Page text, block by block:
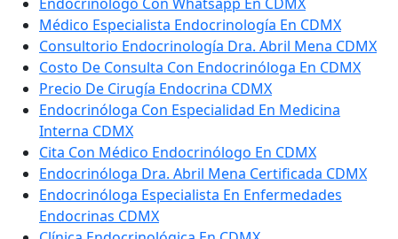
Médico Especialista Endocrinología En CDMX
Consultorio Endocrinología Dra. Abril Mena CDMX
Costo De Consulta Con Endocrinóloga En CDMX
Precio De Cirugía Endocrina CDMX
Endocrinóloga Con Especialidad En Medicina
Interna CDMX
Cita Con Médico Endocrinólogo En CDMX
Endocrinóloga Dra. Abril Mena Certificada CDMX
Endocrinóloga Especialista En Enfermedades
Endocrinas CDMX